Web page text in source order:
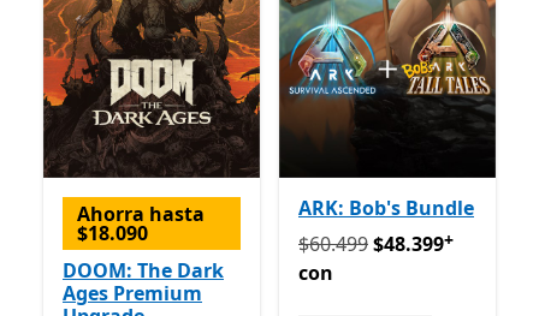
Ahorra hasta
$18.090
DOOM: The Dark
Ages Premium
ARK: Bob's Bundle
Originalmente $60.499
$60.499$48.399+
con